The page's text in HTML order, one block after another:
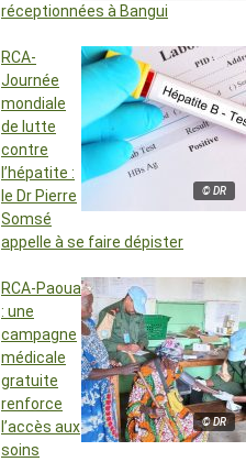
réceptionnées à Bangui
© DR
RCA-
Journée
mondiale
de lutte
contre
l’hépatite :
le Dr Pierre
Somsé
appelle à se faire dépister
© DR
RCA-Paoua
: une
campagne
médicale
gratuite
renforce
l’accès aux
soins